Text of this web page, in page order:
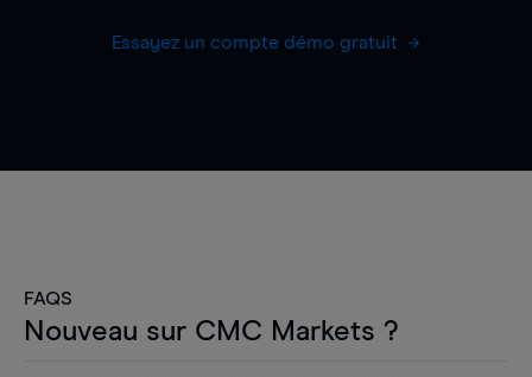
Essayez un compte démo gratuit
FAQS
Nouveau sur CMC Markets ?